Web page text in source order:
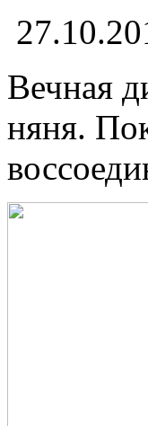
Вечная
няня.